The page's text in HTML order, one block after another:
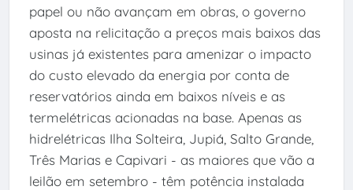
papel ou não avançam em obras, o governo
aposta na relicitação a preços mais baixos das
usinas já existentes para amenizar o impacto
do custo elevado da energia por conta de
reservatórios ainda em baixos níveis e as
termelétricas acionadas na base. Apenas as
hidrelétricas Ilha Solteira, Jupiá, Salto Grande,
Três Marias e Capivari - as maiores que vão a
leilão em setembro - têm potência instalada